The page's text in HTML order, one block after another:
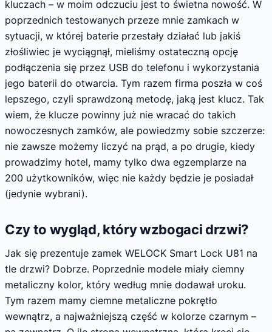
kluczach – w moim odczuciu jest to świetna nowość. W
poprzednich testowanych przeze mnie zamkach w
sytuacji, w której baterie przestały działać lub jakiś
złośliwiec je wyciągnął, mieliśmy ostateczną opcję
podłączenia się przez USB do telefonu i wykorzystania
jego baterii do otwarcia. Tym razem firma poszła w coś
lepszego, czyli sprawdzoną metodę, jaką jest klucz. Tak
wiem, że klucze powinny już nie wracać do takich
nowoczesnych zamków, ale powiedzmy sobie szczerze:
nie zawsze możemy liczyć na prąd, a po drugie, kiedy
prowadzimy hotel, mamy tylko dwa egzemplarze na
200 użytkowników, więc nie każdy będzie je posiadał
(jedynie wybrani).
Czy to wygląd, który wzbogaci drzwi?
Jak się prezentuje zamek WELOCK Smart Lock U81 na
tle drzwi? Dobrze. Poprzednie modele miały ciemny
metaliczny kolor, który według mnie dodawał uroku.
Tym razem mamy ciemne metaliczne pokrętło
wewnątrz, a najważniejszą część w kolorze czarnym –